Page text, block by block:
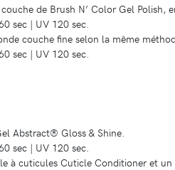
de Brush N’ Color Gel Polish,
sec | UV 120 sec.
couche fine selon la même
sec | UV 120 sec.
Abstract® Gloss & Shine.
sec | UV 120 sec.
à cuticules Cuticle Conditioner et